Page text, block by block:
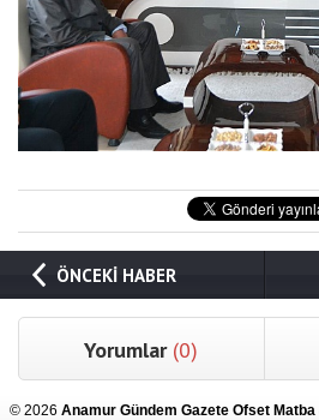
ÖNCEKİ HABER
Yorumlar (0)
© 2026 Anamur Gündem Gazete Ofset